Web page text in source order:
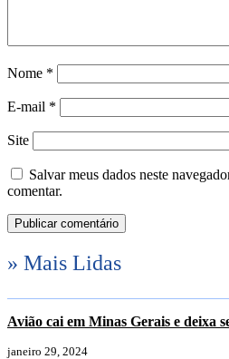
Nome *
E-mail *
Site
Salvar meus dados neste
comentar.
» Mais Lidas
Avião cai em Minas Gerais e deixa
janeiro 29, 2024